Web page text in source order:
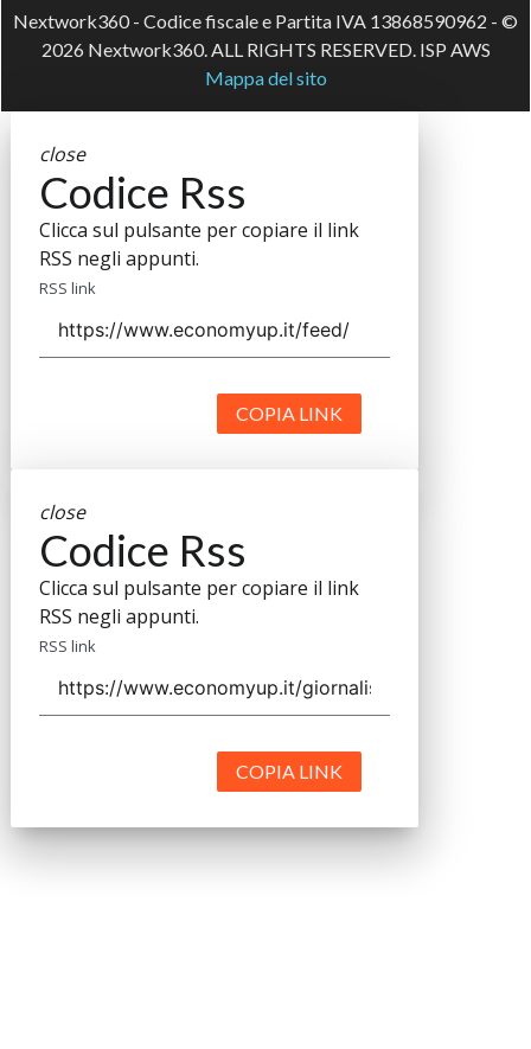
Nextwork360 - Codice fiscale e Partita IVA 13868590962 - ©
2026 Nextwork360. ALL RIGHTS RESERVED. ISP AWS
Mappa del sito
close
Codice Rss
Clicca sul pulsante per copiare il link
RSS negli appunti.
RSS link
COPIA LINK
close
Codice Rss
Clicca sul pulsante per copiare il link
RSS negli appunti.
RSS link
COPIA LINK